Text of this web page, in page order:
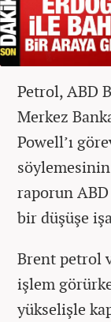
Petrol, ABD
Merkez
Powell’ı
raporun
bir düşüşe
Brent petrol
işlem
yükselişle